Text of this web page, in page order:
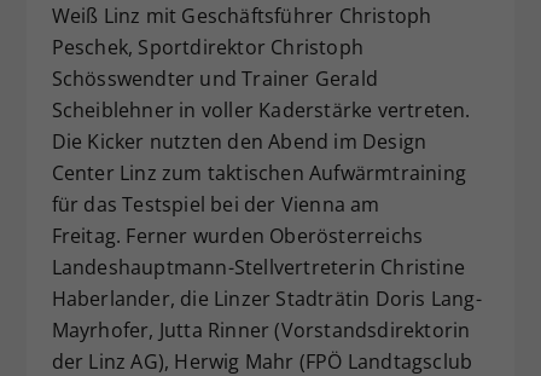
Weiß Linz mit Geschäftsführer Christoph
Peschek, Sportdirektor Christoph
Schösswendter und Trainer Gerald
Scheiblehner in voller Kaderstärke vertreten.
Die Kicker nutzten den Abend im Design
Center Linz zum taktischen Aufwärmtraining
für das Testspiel bei der Vienna am
Freitag. Ferner wurden Oberösterreichs
Landeshauptmann-Stellvertreterin Christine
Haberlander, die Linzer Stadträtin Doris Lang-
Mayrhofer, Jutta Rinner (Vorstandsdirektorin
der Linz AG), Herwig Mahr (FPÖ Landtagsclub